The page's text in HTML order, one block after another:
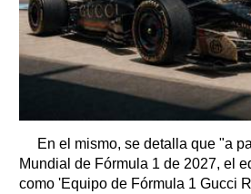
En el mismo, se detalla que "a
Mundial de Fórmula 1 de 2027, el
como 'Equipo de Fórmula 1 Gucci